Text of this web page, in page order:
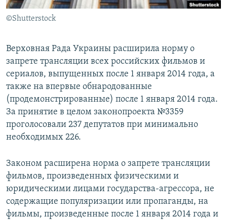
ELIFBE
УКРАИНСКАЯ ПРОБЛЕМА КРЫМА
©Shutterstock
Верховная Рада Украины расширила норму о
запрете трансляции всех российских фильмов и
сериалов, выпущенных после 1 января 2014 года, а
также на впервые обнародованные
(продемонстрированные) после 1 января 2014 года.
За принятие в целом законопроекта №3359
проголосовали 237 депутатов при минимально
необходимых 226.
Законом расширена норма о запрете трансляции
фильмов, произведенных физическими и
юридическими лицами государства-агрессора, не
содержащие популяризации или пропаганды, на
фильмы, произведенные после 1 января 2014 года и